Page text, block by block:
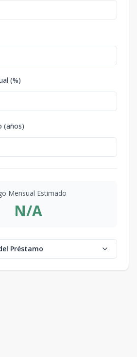
(%)
(años)
Mensual Estimado
N/A
Préstamo